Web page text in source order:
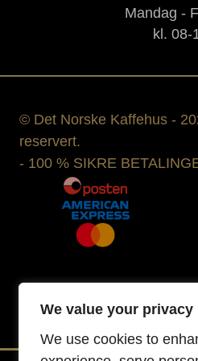
We value your privacy
We use cookies to
Mandag -
kl. 08-
© Det Norske Kaffehus -
reservert.
- 100 % SIKRE